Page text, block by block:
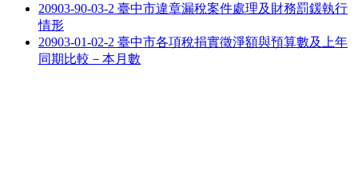
20903-90-03-2 臺中市違章漏稅案件處理及財務罰鍰執行
情形
20903-01-02-2 臺中市各項稅捐實徵淨額與預算數及上年
同期比較－本月數